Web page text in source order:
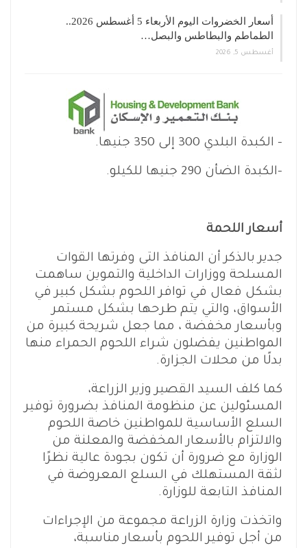
أسعار الخضروات اليوم الأربعاء 5 أغسطس 2026..
الطماطم والبطاطس والبصل…
أغسطس 5, 2026
– الكبدة البلدي 300 إلى 350 جنيها.
-الكبدة الضأن 290 جنيها للكيلو.
أسعار اللحمة
جدير بالذكر أن المنافذ التى وفرتها القوات
المسلحة ووزارات الداخلية والتموين ساهمت
بشكل فعال في توافر اللحوم بشكل كبير في
الأسواق، والتي يتم طرحها بشكل مستمر
وبأسعار مخفضة ، مما جعل شريحة كبيرة من
المواطنين يفضلون شراء اللحوم الحمراء منها
بدلًا من محلات الجزارة.
كما كلف السيد القصير وزير الزراعة،
المسئولين عن منظومة المنافذ بضرورة توفير
السلع الأساسية للمواطنين خاصة اللحوم
والالتزام بالأسعار المخفضة والمعلنة من
الوزارة مع ضرورة أن تكون بجودة عالية نظرًا
لثقة المستهلك في السلع المعروضة في
المنافذ التابعة للوزارة.
واتخذت وزارة الزراعة مجموعة من الإجراءات
من أجل توفير اللحوم بأسعار مناسبة،